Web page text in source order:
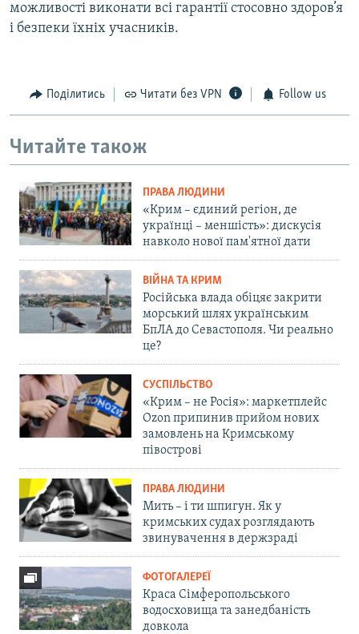
можливості виконати всі гарантії стосовно здоров’я
і безпеки їхніх учасників.
Поділитись Читати без VPN Follow us
Читайте також
ПРАВА ЛЮДИНИ
«Крим – єдиний регіон, де
українці – меншість»: дискусія
навколо нової пам'ятної дати
ВІЙНА ТА КРИМ
Російська влада обіцяє закрити
морський шлях українським
БпЛА до Севастополя. Чи реально
це?
СУСПІЛЬСТВО
«Крим – не Росія»: маркетплейс
Ozon припинив прийом нових
замовлень на Кримському
півострові
ПРАВА ЛЮДИНИ
Мить – і ти шпигун. Як у
кримських судах розглядають
звинувачення в держзраді
ФОТОГАЛЕРЕЇ
Краса Сімферопольського
водосховища та занедбаність
довкола